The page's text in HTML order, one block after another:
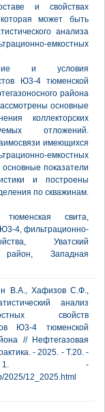
и свойствах
может быть
анализа
емкостных
и условия
Ю3-4 тюменской
района
основные
коллекторских
отложений.
имеющихся
емкостных
показатели
и построены
по скважинам.
свита,
4, фильтрационно-
Уватский
район, Западная
В.А., Хафизов С.Ф.,
анализ
свойств
Ю3-4 тюменской
// Нефтегазовая
- 2025. - Т.20. -
-
2025/12_2025.html